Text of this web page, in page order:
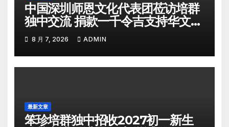
中国深圳师恩文化代表团莅访培群
独中交流 捐款一千令吉支持华文教
育8 月 7, 2026 ADMIN
最新文章
笨珍培群独中招收2027初一新生